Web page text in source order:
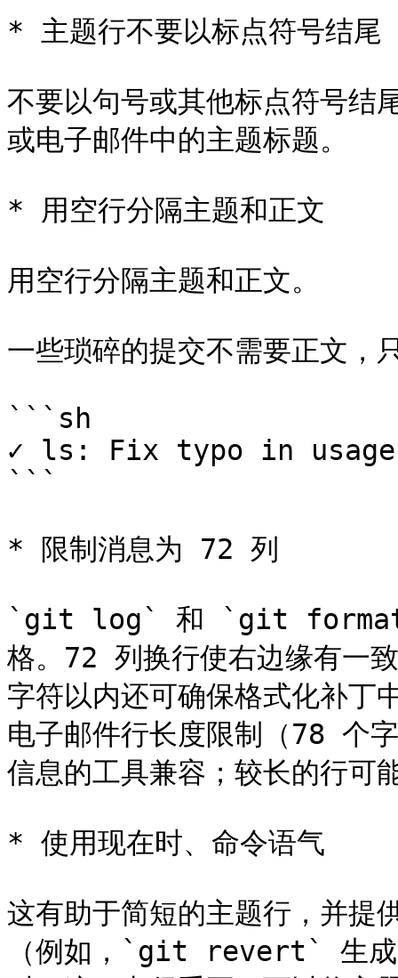
* 主题行不要以标点符号结尾
不要以句号或其他标点符号结
或电子邮件中的主题标题。
* 用空行分隔主题和正文
用空行分隔主题和正文。
一些琐碎的提交不需要正文，
```sh
✓ ls: Fix typo in
```
* 限制消息为 72 列
`git log` 和 `git format-
格。72 列换行使右边缘有一
字符以内还可确保格式化补
电子邮件行长度限制（78 个
信息的工具兼容；较长的行可
* 使用现在时、命令语气
这有助于简短的主题行，并提
（例如，`git revert` 生成